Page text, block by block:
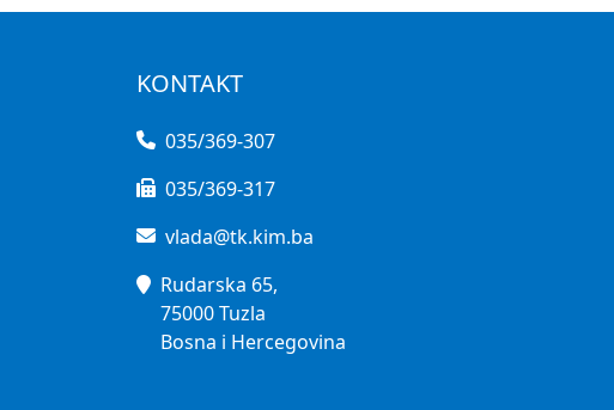
KONTAKT
035/369-307
035/369-317
vlada@tk.kim.ba
Rudarska 65,
75000 Tuzla
Bosna i Hercegovina